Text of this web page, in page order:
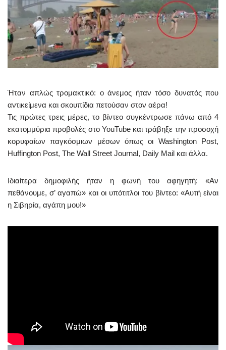
Ήταν απλώς τρομακτικό: ο άνεμος ήταν τόσο δυνατός που
αντικείμενα και σκουπίδια πετούσαν στον αέρα!
Τις πρώτες τρεις μέρες, το βίντεο συγκέντρωσε πάνω από 4
εκατομμύρια προβολές στο YouTube και τράβηξε την προσοχή
κορυφαίων παγκόσμιων μέσων όπως οι Washington Post,
Huffington Post, The Wall Street Journal, Daily Mail και άλλα.
Ιδιαίτερα δημοφιλής ήταν η φωνή του αφηγητή: «Αν
πεθάνουμε, σ’ αγαπώ» και οι υπότιτλοι του βίντεο: «Αυτή είναι
η Σιβηρία, αγάπη μου!»